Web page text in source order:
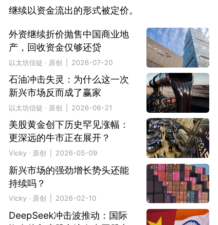
继续以资金流出的形式被定价。
外资继续折价抛售中国商业地
产，回收资金仅够还贷
以太坊信徒 · 原创 | 2026-07-20
石油冲击失灵：为什么这一次
新兴市场反而成了赢家
以太坊信徒 · 原创 | 2026-06-21
美股黄金创下历史罕见涨幅：
更深远的牛市正在展开？
Vicky · 原创 | 2026-05-09
新兴市场的强劲增长势头还能
持续吗？
Vicky · 原创 | 2026-02-10
DeepSeek冲击波推动：国际